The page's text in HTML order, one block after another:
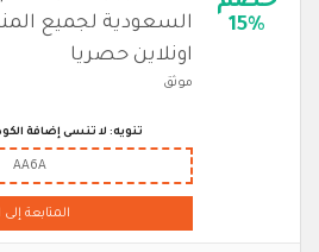
15%
السعودية لجميع
اونلاين حصريا
موثق
تنويه: لا تنسى إضافة
AA6A
المتابعة